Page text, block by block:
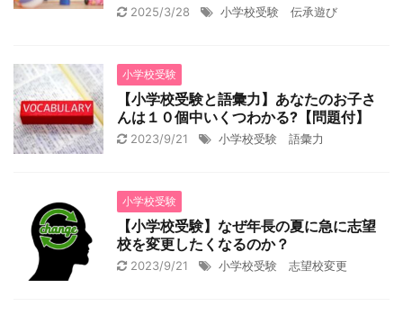
2025/3/28 小学校受験 伝承遊び
小学校受験
【小学校受験と語彙力】あなたのお子さ
んは１０個中いくつわかる?【問題付】
2023/9/21 小学校受験 語彙力
小学校受験
【小学校受験】なぜ年長の夏に急に志望
校を変更したくなるのか？
2023/9/21 小学校受験 志望校変更